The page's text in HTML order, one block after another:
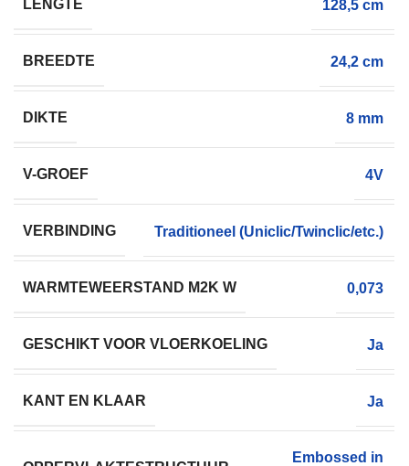
LENGTE 128,5 cm
BREEDTE 24,2 cm
DIKTE 8 mm
V-GROEF 4V
VERBINDING Traditioneel (Uniclic/Twinclic/etc.)
WARMTEWEERSTAND M2K W 0,073
GESCHIKT VOOR VLOERKOELING Ja
KANT EN KLAAR Ja
Embossed in